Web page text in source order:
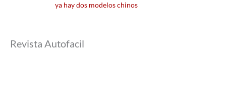
ya hay dos modelos chinos
Revista Autofacil